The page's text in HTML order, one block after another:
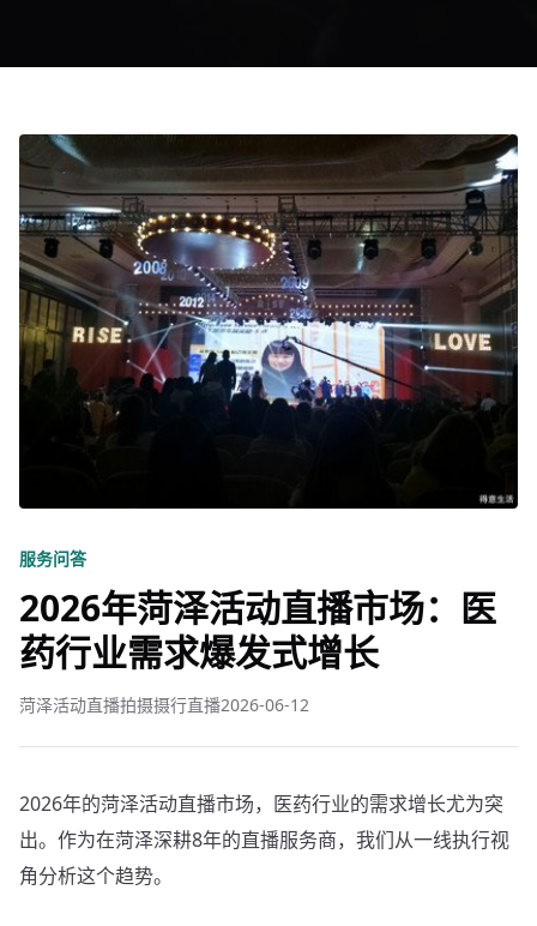
服务问答
2026年菏泽活动直播市场：医
药行业需求爆发式增长
菏泽活动直播拍摄摄行直播2026-06-12
2026年的菏泽活动直播市场，医药行业的需求增长尤为突
出。作为在菏泽深耕8年的直播服务商，我们从一线执行视
角分析这个趋势。